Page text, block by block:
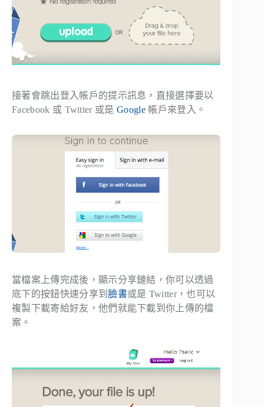
接著會跳出登入帳戶的提示訊息，直接選擇要以
Facebook 或 Twitter 或是Google帳戶來登入。
當檔案上傳完成後，顯示分享鏈結，你可以透過
底下的按鈕快速分享到 臉書或是 Twitter，也可以
複製下載寄給好友，他們就能下載到你上傳的檔
案。